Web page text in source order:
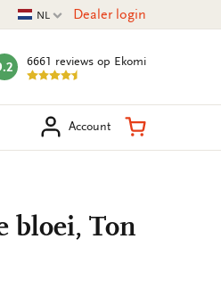
Huidige taal
NL Dealer login
mark:
6661 reviews op Ekomi
Account Winkelmand
bloei, Ton